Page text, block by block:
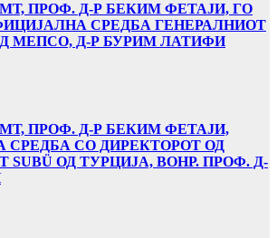
ПРОФ. Д-Р БЕКИМ ФЕТАЈИ, ГО
СРЕДБА ГЕНЕРАЛНИОТ
МЕПСО, Д-Р БУРИМ ЛАТИФИ
ПРОФ. Д-Р БЕКИМ ФЕТАЈИ,
СРЕДБА СО ДИРЕКТОРОТ ОД
SUBÜ ОД ТУРЦИЈА, ВОНР. ПРОФ. Д-